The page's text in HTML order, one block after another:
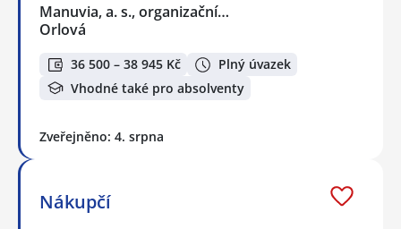
Manuvia, a. s., organizační…
Orlová
36 500 – 38 945 Kč
Plný úvazek
Vhodné také pro absolventy
Zveřejněno: 4. srpna
Nákupčí